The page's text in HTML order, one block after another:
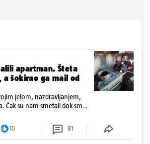
apartman. Šteta
šokirao ga mail od
jelom, nazdravljanjem,
Čak su nam smetali dok smo
10 81